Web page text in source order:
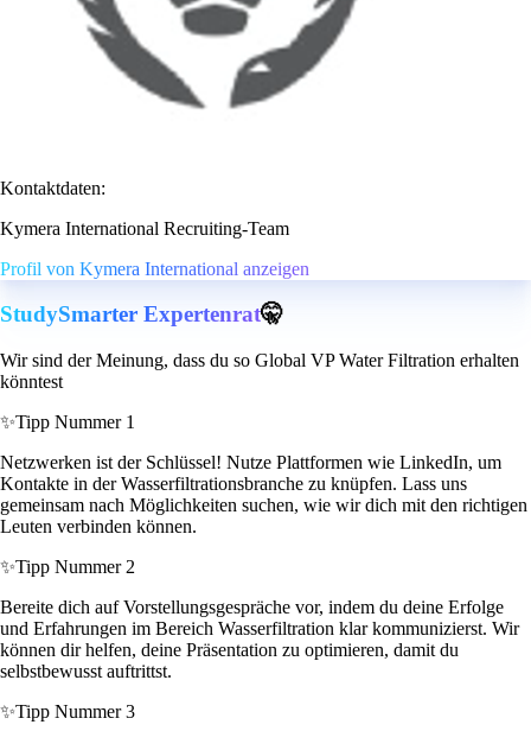
Kontaktdaten:
Kymera International Recruiting-Team
Profil von Kymera International anzeigen
StudySmarter Expertenrat🤫
Wir sind der Meinung, dass du so Global VP Water Filtration erhalten
könntest
✨Tipp Nummer 1
Netzwerken ist der Schlüssel! Nutze Plattformen wie LinkedIn, um
Kontakte in der Wasserfiltrationsbranche zu knüpfen. Lass uns
gemeinsam nach Möglichkeiten suchen, wie wir dich mit den richtigen
Leuten verbinden können.
✨Tipp Nummer 2
Bereite dich auf Vorstellungsgespräche vor, indem du deine Erfolge
und Erfahrungen im Bereich Wasserfiltration klar kommunizierst. Wir
können dir helfen, deine Präsentation zu optimieren, damit du
selbstbewusst auftrittst.
✨Tipp Nummer 3